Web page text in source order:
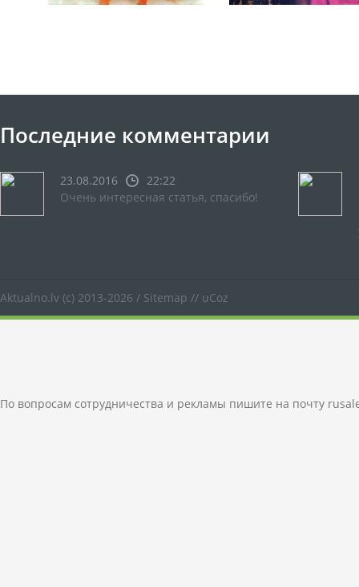
Последние комментарии
23.08.2016
22:22
Очень интересная статья, спасибо!
Aktualno.lv (c) 2013-2026 / Sitemap // uCoz
По вопросам сотрудничества и рекламы пишите на почту